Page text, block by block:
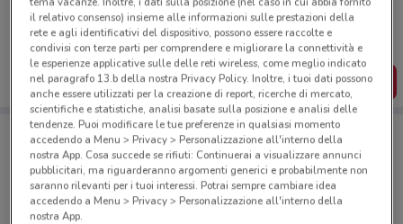
Puoi trovare le migliori offerte dei negozi vicino a te,
salvarle e creare la tua lista del risparmio, comodamente
dal tuo cellulare.
SCARICA L’APP
Negozi Kena Mobile a TREVISO
il relativo consenso) insieme alle informazioni sulle prestazioni della
rete e agli identificativi del dispositivo, possono essere raccolte e
condivisi con terze parti per comprendere e migliorare la connettività e
le esperienze applicative sulle delle reti wireless, come meglio indicato
nel paragrafo 13.b della nostra Privacy Policy. Inoltre, i tuoi dati possono
anche essere utilizzati per la creazione di report, ricerche di mercato,
scientifiche e statistiche, analisi basate sulla posizione e analisi delle
tendenze. Puoi modificare le tue preferenze in qualsiasi momento
accedendo a Menu > Privacy > Personalizzazione all'interno della
nostra App. Cosa succede se rifiuti: Continuerai a visualizzare annunci
pubblicitari, ma riguarderanno argomenti generici e probabilmente non
saranno rilevanti per i tuoi interessi. Potrai sempre cambiare idea
accedendo a Menu > Privacy > Personalizzazione all'interno della
nostra App.